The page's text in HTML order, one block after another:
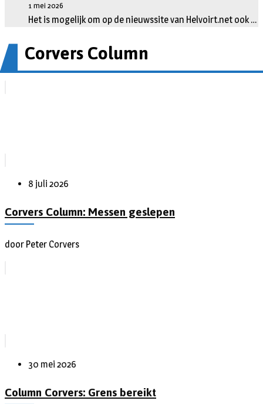
1 mei 2026
Het is mogelijk om op de nieuwssite van Helvoirt.net ook …
Corvers Column
8 juli 2026
Corvers Column: Messen geslepen
door Peter Corvers
30 mei 2026
Column Corvers: Grens bereikt